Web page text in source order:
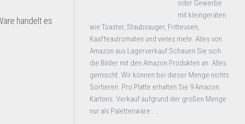
handelt es
oder Gewerbe
mit kleingeräten
wie Toaster, Staubsauger, Fritteusen,
Kaaffeautromaten und vieles mehr. Alles von
Amazon aus Lagerverkauf Schauen Sie sich
die Bilder mit den Amazon Produkten an. Alles
gemischt. Wir können bei dieser Menge nichts
Sortieren. Pro Platte erhalten Sie 9 Amazon
Kartons. Verkauf aufgrund der großen Menge
nur als Palettenware ...